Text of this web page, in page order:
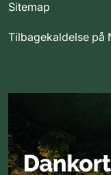
Sitemap
Tilbagekaldelse på